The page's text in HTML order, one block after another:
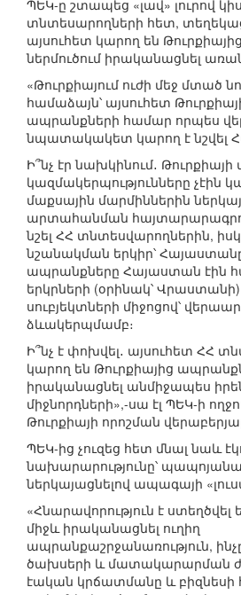
ՊԵԿ-ը շտապեց «լավ» լուրով
տնտեսարողների հետ,
այսուհետ կարող են
ներմուծում իրականացնել
«Թուրքիայում ուժի մեջ մտած
համաձայն՝ այսուհետ
ապրանքների համար որպես
նպատակակետ կարող է նշվել
Ի՞նչ էր նախկինում․
կազմակերպությունները չէին
մաքսային մարմիններին
արտահանման
նշել ՀՀ տնտեսվարողներին,
նշանակման երկիր՝ Հայաստանը։
ապրանքները Հայաստան էին
երկրների (օրինակ՝ Վրաստանի)
սուբյեկտների միջոցով՝
ձևակերպմամբ։
Ի՞նչ է փոխվել․ այսուհետ ՀՀ
կարող են Թուրքիայից
իրականացնել անմիջապես
միջնորդների»,-սա էլ ՊԵԿ-ի
Թուրքիայի որոշման
ՊԵԿ-ից չուզեց հետ մնալ նաև
նախարարությունը՝
ներկայացնելով ապագայի
«Հնարավորություն է ստեղծվել
միջև իրականացնել ուղիղ
ապրանքաշրջանառություն,
ծախսերի և մատակարարման
էական կրճատմանը և բիզնեսի